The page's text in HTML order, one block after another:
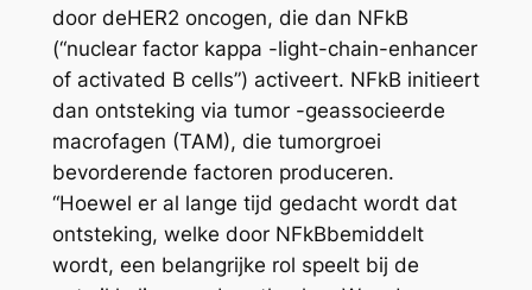
door deHER2 oncogen, die dan NFkB
(“nuclear factor kappa -light-chain-enhancer
of activated B cells”) activeert. NFkB initieert
dan ontsteking via tumor -geassocieerde
macrofagen (TAM), die tumorgroei
bevorderende factoren produceren.
“Hoewel er al lange tijd gedacht wordt dat
ontsteking, welke door NFkBbemiddelt
wordt, een belangrijke rol speelt bij de